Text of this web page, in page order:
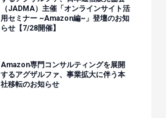
（JADMA）主催「オンラインサイト活
用セミナー ~Amazon編~」登壇のお知
らせ【7/28開催】
Amazon専門コンサルティングを展開
するアグザルファ、事業拡大に伴う本
社移転のお知らせ